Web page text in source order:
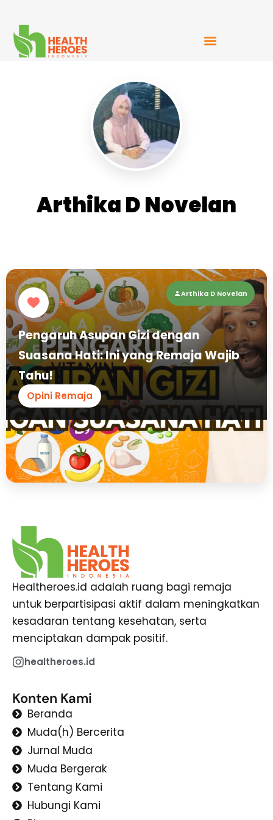
Arthika D Novelan
+6
Arthika D Novelan
Pengaruh Asupan Gizi dengan
Suasana Hati: Ini yang Remaja Wajib
Tahu!
Opini Remaja
Healtheroes.id adalah ruang bagi remaja
untuk berpartisipasi aktif dalam meningkatkan
kesadaran tentang kesehatan, serta
menciptakan dampak positif.
healtheroes.id
Konten Kami
Beranda
Muda(h) Bercerita
Jurnal Muda
Muda Bergerak
Tentang Kami
Hubungi Kami